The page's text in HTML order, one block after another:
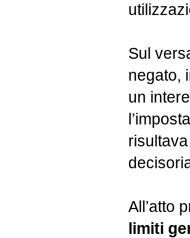
Sul
negato,
un
All’atto
limiti